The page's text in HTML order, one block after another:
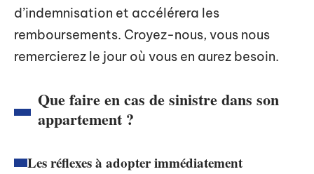
d’indemnisation et accélérera les
remboursements. Croyez-nous, vous nous
remercierez le jour où vous en aurez besoin.
Que faire en cas de sinistre dans son
appartement ?
Les réflexes à adopter immédiatement